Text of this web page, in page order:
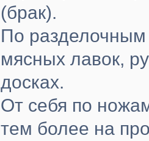
(брак).
По разделочным
мясных лавок,
досках.
От себя по
тем более на